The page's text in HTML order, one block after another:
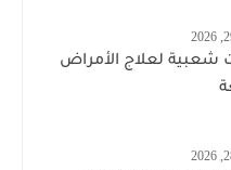
شعبية لعلاج الأمراض